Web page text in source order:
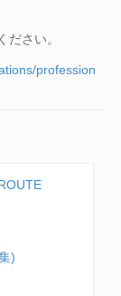
さい。
profession
)